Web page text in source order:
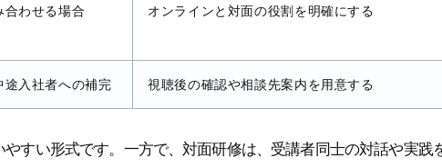
合わせる場合 オンラインと対面の役割を明確にする
途入社者への補完 視聴後の確認や相談先案内を用意する
すい形式です。一方で、対面研修は、受講者同士の対話や実践